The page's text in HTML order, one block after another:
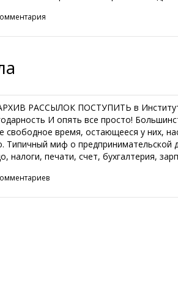
РАССЫЛОК ПОСТУПИТЬ в
И опять все просто!
свободное время, остающееся у них,
Типичный миф о предпринимательской
налоги, печати, счет, бухгалтерия,